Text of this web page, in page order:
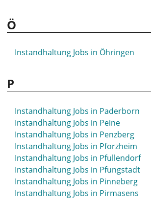
Ö
Instandhaltung Jobs in Öhringen
P
Instandhaltung Jobs in Paderborn
Instandhaltung Jobs in Peine
Instandhaltung Jobs in Penzberg
Instandhaltung Jobs in Pforzheim
Instandhaltung Jobs in Pfullendorf
Instandhaltung Jobs in Pfungstadt
Instandhaltung Jobs in Pinneberg
Instandhaltung Jobs in Pirmasens